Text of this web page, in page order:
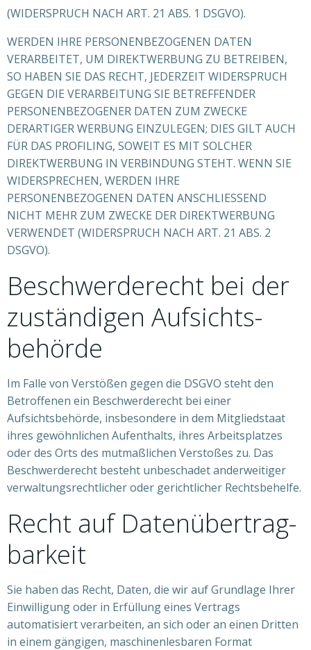
(WIDERSPRUCH NACH ART. 21 ABS. 1 DSGVO).
WERDEN IHRE PERSONENBEZOGENEN DATEN
VERARBEITET, UM DIREKTWERBUNG ZU BETREIBEN,
SO HABEN SIE DAS RECHT, JEDERZEIT WIDERSPRUCH
GEGEN DIE VERARBEITUNG SIE BETREFFENDER
PERSONENBEZOGENER DATEN ZUM ZWECKE
DERARTIGER WERBUNG EINZULEGEN; DIES GILT AUCH
FÜR DAS PROFILING, SOWEIT ES MIT SOLCHER
DIREKTWERBUNG IN VERBINDUNG STEHT. WENN SIE
WIDERSPRECHEN, WERDEN IHRE
PERSONENBEZOGENEN DATEN ANSCHLIESSEND
NICHT MEHR ZUM ZWECKE DER DIREKTWERBUNG
VERWENDET (WIDERSPRUCH NACH ART. 21 ABS. 2
DSGVO).
Beschwerde­recht bei der
zuständigen Aufsichts­
behörde
Im Falle von Verstößen gegen die DSGVO steht den
Betroffenen ein Beschwerderecht bei einer
Aufsichtsbehörde, insbesondere in dem Mitgliedstaat
ihres gewöhnlichen Aufenthalts, ihres Arbeitsplatzes
oder des Orts des mutmaßlichen Verstoßes zu. Das
Beschwerderecht besteht unbeschadet anderweitiger
verwaltungsrechtlicher oder gerichtlicher Rechtsbehelfe.
Recht auf Daten­übertrag­
barkeit
Sie haben das Recht, Daten, die wir auf Grundlage Ihrer
Einwilligung oder in Erfüllung eines Vertrags
automatisiert verarbeiten, an sich oder an einen Dritten
in einem gängigen, maschinenlesbaren Format